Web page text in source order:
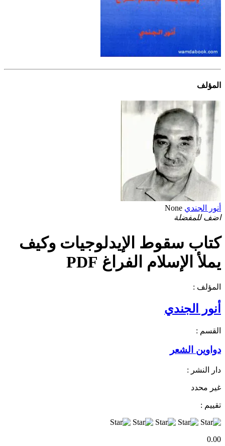
المؤلف
أنور الجندي None
اضف للمفضلة
كتاب سقوط الإيدلوجيات وكيف
يملأ الإسلام الفراغ PDF
المؤلف :
أنور الجندي
القسم :
دواوين الشعر
دار النشر :
غير محدد
تقييم :
0.00